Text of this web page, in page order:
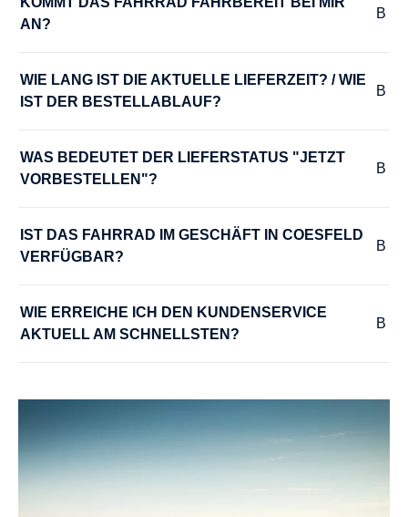
6061 Aluminium
45 cm
RÜCKLICHT :
Fuxon R-20, LED mit Standlichtfunktion
RÜCKTRITTBREMSE :
Ja
SATTEL :
SATTELSTÜTZE :
AN?
WIE LANG IST DIE AKTUELLE LIEFERZEIT? / WIE
IST DER BESTELLABLAUF?
WAS BEDEUTET DER LIEFERSTATUS "JETZT
VORBESTELLEN"?
IST DAS FAHRRAD IM GESCHÄFT IN COESFELD
VERFÜGBAR?
WIE ERREICHE ICH DEN KUNDENSERVICE
AKTUELL AM SCHNELLSTEN?